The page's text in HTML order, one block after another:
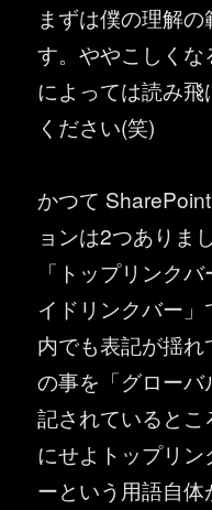
まずは僕の理解
す。ややこしく
によっては読み
ください(笑)
かつて
ョンは2つありま
「トップリンク
イドリンクバー
内でも表記が揺
の事を「グロー
記されていると
にせよトップリ
ーという用語自